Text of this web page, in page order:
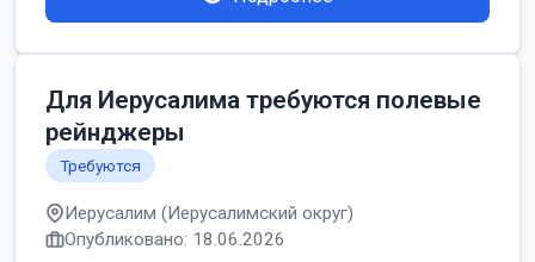
Для Иерусалима требуются полевые
рейнджеры
Требуются
Иерусалим (Иерусалимский округ)
Опубликовано: 18.06.2026